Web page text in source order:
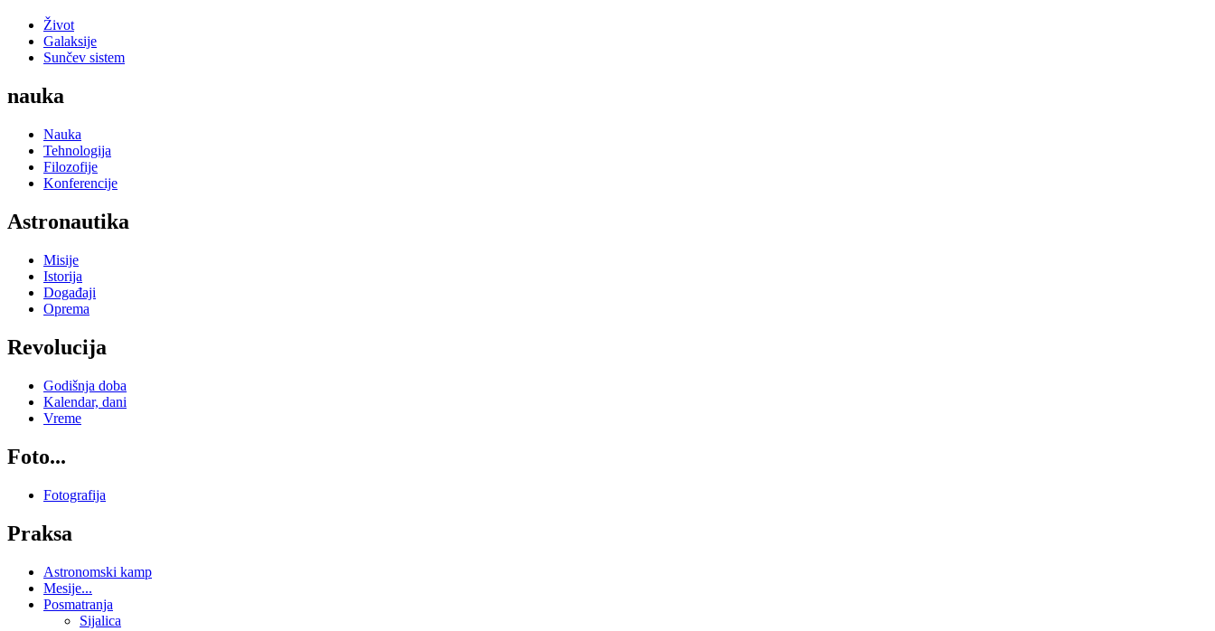
Život
Galaksije
Sunčev sistem
nauka
Nauka
Tehnologija
Filozofije
Konferencije
Astronautika
Misije
Istorija
Događaji
Oprema
Revolucija
Godišnja doba
Kalendar, dani
Vreme
Foto...
Fotografija
Praksa
Astronomski kamp
Mesije...
Posmatranja
Sijalica